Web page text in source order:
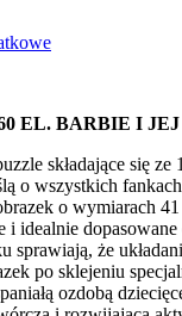
EL. BARBIE I
składające się ze
o wszystkich fankach
o wymiarach
i idealnie dopasowane
sprawiają, że
po sklejeniu
ozdobą